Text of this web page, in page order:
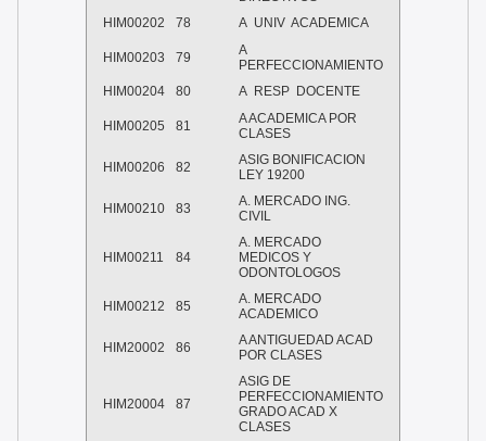
HIM00202
78 A UNIV ACADEMICA
HIM00203 79
A
PERFECCIONAMIENTO
HIM00204
80 A RESP DOCENTE
HIM00205 81
A ACADEMICA POR
CLASES
HIM00206 82
ASIG BONIFICACION
LEY 19200
HIM00210 83
A. MERCADO ING.
CIVIL
HIM00211 84
A. MERCADO
MEDICOS Y
ODONTOLOGOS
HIM00212 85
A. MERCADO
ACADEMICO
HIM20002 86
A ANTIGUEDAD ACAD
POR CLASES
HIM20004 87
ASIG DE
PERFECCIONAMIENTO
GRADO ACAD X
CLASES